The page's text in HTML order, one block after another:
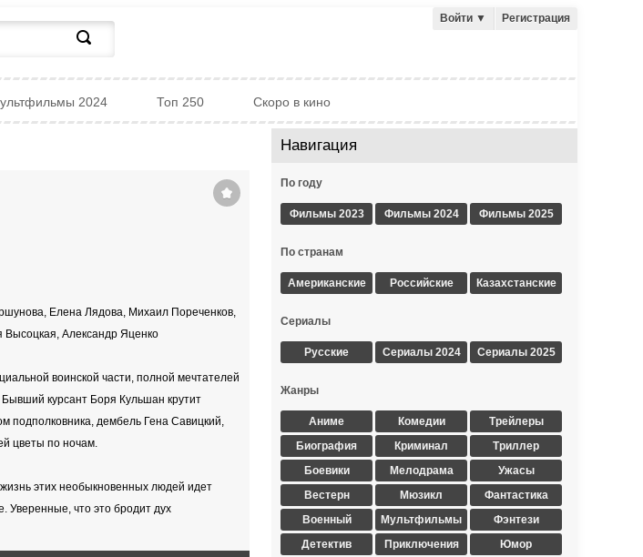
Войти ▼ Регистрация
2024 Топ 250 Скоро в кино
Елена Лядова, Михаил Пореченков,
Высоцкая, Александр Яценко
воинской части, полной мечтателей
курсант Боря Кульшан крутит
подполковника, дембель Гена Савицкий,
цветы по ночам.
этих необыкновенных людей идет
Уверенные, что это бродит дух
Навигация
По году
Фильмы 2023 Фильмы 2024 Фильмы 2025
По странам
Американские Российские Казахстанские
Сериалы
Русские Сериалы 2024 Сериалы 2025
Жанры
Аниме
Биография
Боевики
Вестерн
Военный
Детектив
Комедии
Криминал
Мелодрама
Мюзикл
Мультфильмы
Приключения
Трейлеры
Триллер
Ужасы
Фантастика
Фэнтези
Юмор